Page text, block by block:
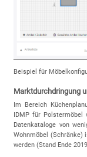
Beispiel für
Marktdurchdringung
Im Bereich
IDMP für
Datenkataloge von
Wohnmöbel (Schränke)
werden (Stand Ende